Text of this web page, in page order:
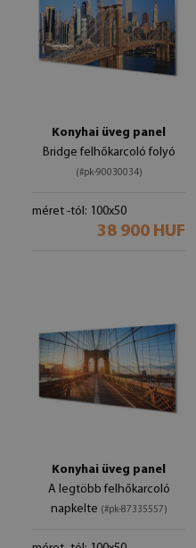
Konyhai üveg panel
Bridge felhőkarcoló folyó
(#pk-90030034)
méret -tól: 100x50
38 900 HUF
Konyhai üveg panel
A legtöbb felhőkarcoló
napkelte (#pk-87335557)